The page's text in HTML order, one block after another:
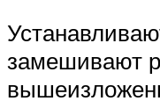
замешивают